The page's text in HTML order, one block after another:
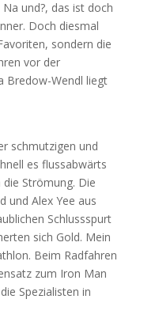
und?, das ist doch
Doch diesmal
sondern die
vor der
Bredow-Wendl liegt
schmutzigen und
es flussabwärts
Strömung. Die
und Alex Yee aus
Schlussspurt
sich Gold. Mein
Beim Radfahren
zum Iron Man
Spezialisten in